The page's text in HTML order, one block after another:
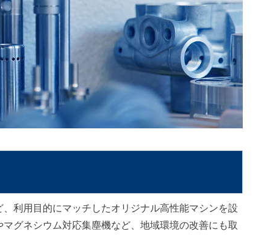
利用目的にマッチしたオリジナル高性能マシンを設
グネシウム対応集塵機など、地域環境の改善にも取